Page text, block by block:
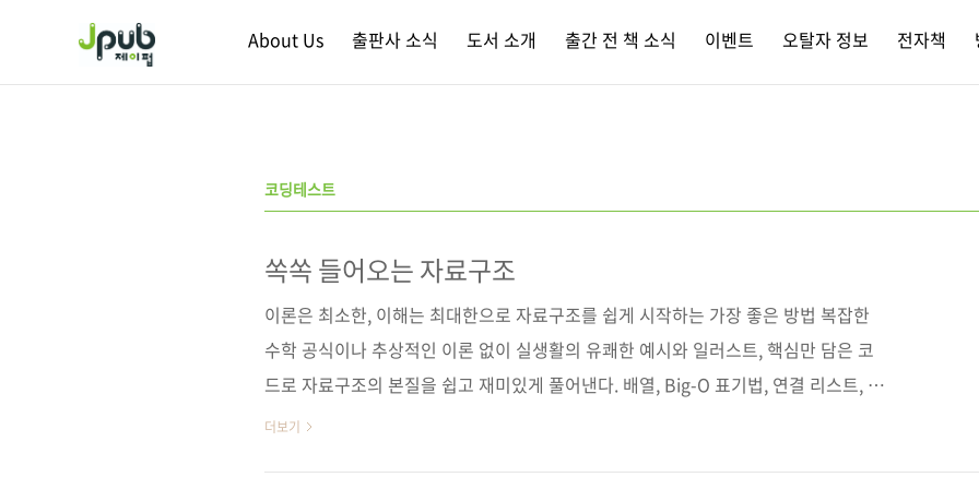
About Us 출판사 소식 도서 소개 출간 전 책 소식 이벤트 오탈자 정보 전자책
코딩테스트
쏙쏙 들어오는 자료구조
이론은 최소한, 이해는 최대한으로 자료구조를 쉽게 시작하는 가장 좋은 방법 복잡한
수학 공식이나 추상적인 이론 없이 실생활의 유쾌한 예시와 일러스트, 핵심만 담은 코
드로 자료구조의 본질을 쉽고 재미있게 풀어낸다. 배열, Big-O 표기법, 연결 리스트, 스
택, 큐, 힙, 이진 탐색 트리, 그래프까지 개발자가 반드시 알아야 할 자료구조를 하나하
더보기